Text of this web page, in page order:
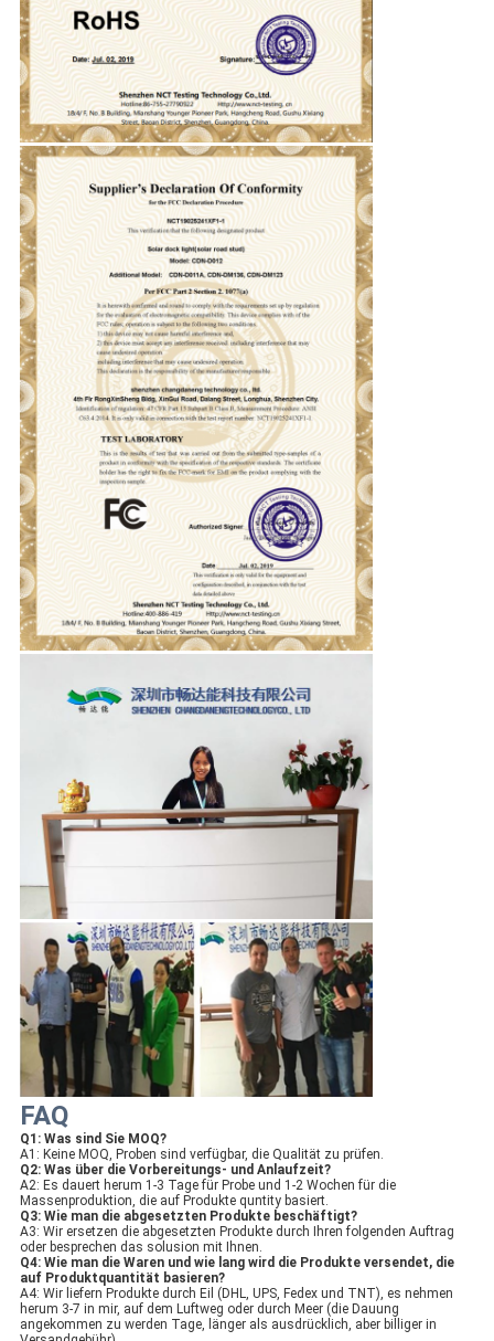
FAQ
Q1: Was sind Sie MOQ?
A1: Keine MOQ, Proben sind verfügbar, die Qualität zu prüfen.
Q2: Was über die Vorbereitungs- und Anlaufzeit?
A2: Es dauert herum 1-3 Tage für Probe und 1-2 Wochen für die
Massenproduktion, die auf Produkte quntity basiert.
Q3: Wie man die abgesetzten Produkte beschäftigt?
A3: Wir ersetzen die abgesetzten Produkte durch Ihren folgenden Auftrag
oder besprechen das solusion mit Ihnen.
Q4: Wie man die Waren und wie lang wird die Produkte versendet, die
auf Produktquantität basieren?
A4: Wir liefern Produkte durch Eil (DHL, UPS, Fedex und TNT), es nehmen
herum 3-7 in mir, auf dem Luftweg oder durch Meer (die Dauung
angekommen zu werden Tage, länger als ausdrücklich, aber billiger in